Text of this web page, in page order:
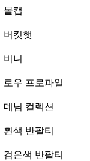
볼캡
버킷햇
비니
로우 프로파일
데님 컬렉션
흰색 반팔티
검은색 반팔티